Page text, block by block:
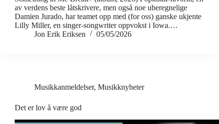
av verdens beste låtskrivere, men også noe uberegnelige
Damien Jurado, har teamet opp med (for oss) ganske ukjente
Lilly Miller, en singer-songwriter oppvokst i Iowa.…
Jon Erik Eriksen
05/05/2026
Musikkanmeldelser, Musikknyheter
Det er lov å være god